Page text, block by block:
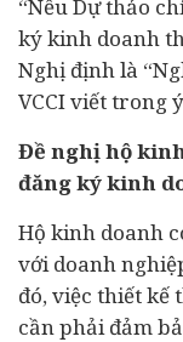
“Nếu Dự thảo
ký kinh doanh
Nghị định là
VCCI viết trong
Đề nghị hộ
đăng ký kinh
Hộ kinh doanh
với doanh
đó, việc thiết kế
cần phải đảm